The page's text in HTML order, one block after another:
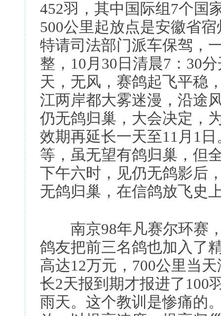
452羽，其中国际组7个国
500公里起放点是安徽省
特请司法部门派车保驾，
整，10月30日清晨7：30
天，无风，赛鸽起飞平稳
江两岸都大雾迷漫，沿途
仍无鸽归巢，大会决定，
效期再延长一天至11月1
等，虽无望有鸽归巢，但
下午六时，见仍无鸽影后
无鸽归巢，在信鸽放飞史
南京98年凡赛尔环赛，
鸽友把前三名鸽也加入了
高达12万元，700公里当
长2天报到期才报进了100
雨天。这个教训是惨痛的